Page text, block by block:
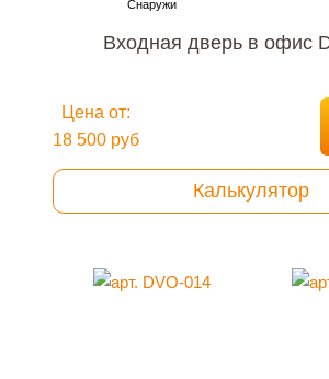
Входная дверь в офис
Цена от:
18 500 руб
Калькулятор